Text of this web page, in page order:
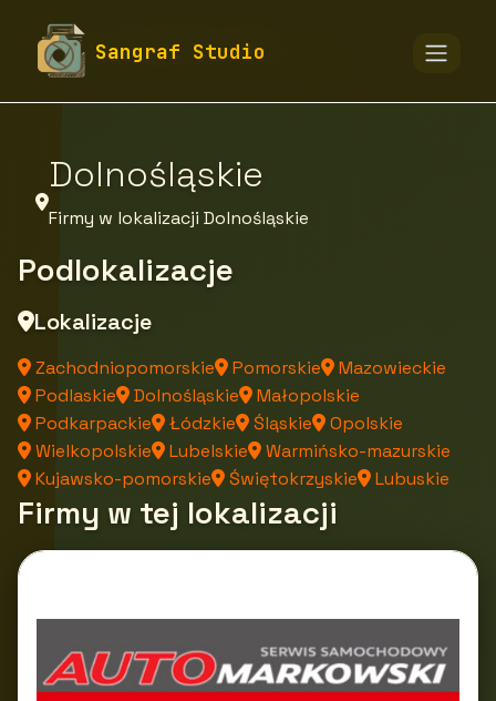
Sangraf Studio
fototapety-sangraf.pl
Firmy z województwa Dolnośląskiego
Dolnośląskie
Firmy w lokalizacji Dolnośląskie
Podlokalizacje
Lokalizacje
Zachodniopomorskie Pomorskie
Mazowieckie
Podlaskie
Dolnośląskie
Małopolskie
Podkarpackie
Łódzkie Śląskie
Opolskie
Wielkopolskie
Lubelskie
Warmińsko-mazurskie
Kujawsko-pomorskie
Świętokrzyskie Lubuskie
Firmy w tej lokalizacji